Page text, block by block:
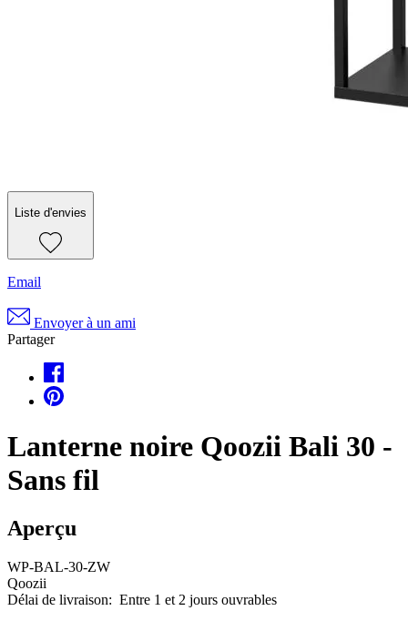
Liste d'envies
Email
Envoyer à un ami
Partager
Lanterne noire Qoozii Bali 30 -
Sans fil
Aperçu
WP-BAL-30-ZW
Qoozii
Délai de livraison: Entre 1 et 2 jours ouvrables